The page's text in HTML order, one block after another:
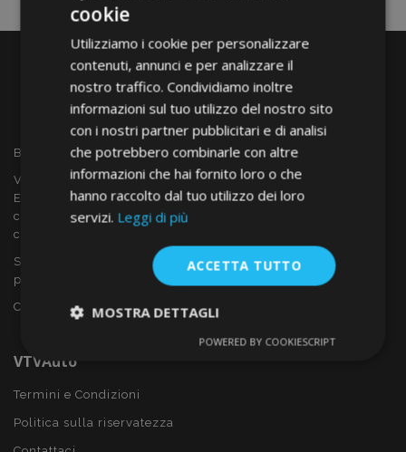
Benvenuto a VTVAUTO
VTVAUTO è rivenditore e fornitore all'ingrosso in tutta
Europa, di accessori per auto come:
copricerchi, deflettori, coprisedili, tappetini per auto,
coperchi cromati, rollbars ecc.
Sei interessato al dropshipping o vuoi diventare nostro
partner?
Contattaci oggi stesso!
VTVAuto
Termini e Condizioni
Politica sulla riservatezza
cookie
Utilizziamo i cookie per personalizzare
contenuti, annunci e per analizzare il
nostro traffico. Condividiamo inoltre
informazioni sul tuo utilizzo del nostro sito
con i nostri partner pubblicitari e di analisi
che potrebbero combinarle con altre
informazioni che hai fornito loro o che
hanno raccolto dal tuo utilizzo dei loro
servizi. Leggi di più
ACCETTA TUTTO
MOSTRA DETTAGLI
Performance
POWERED BY COOKIESCRIPT